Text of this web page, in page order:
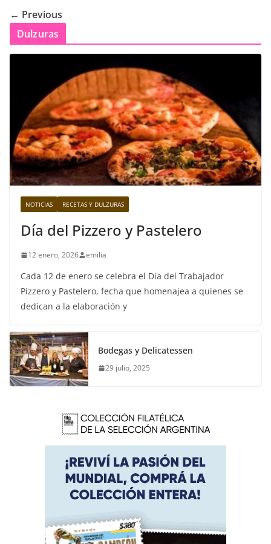
← Previous
Dulzuras
NOTICIAS RECETAS Y DULZURAS
Día del Pizzero y Pastelero
12 enero, 2026 emilia
Cada 12 de enero se celebra el Dia del Trabajador
Pizzero y Pastelero, fecha que homenajea a quienes se
dedican a la elaboración y
Bodegas y Delicatessen
29 julio, 2025